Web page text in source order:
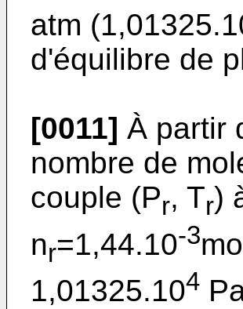
atm
d'équilibre de
[0011] À partir
nombre de
couple (Pr, Tr)
nr=1,44.10-3
1,01325.104